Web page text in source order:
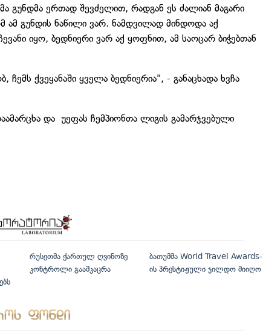
გუნდმა ერთად შევძელით, რადგან ეს ძალიან მაგარი
გუნდის ნაწილი ვარ. ნამდვილად მინდოდა აქ
იყო, ბედნიერი ვარ აქ ყოფნით, ამ საოცარ ბიჭებთან
ქვეყანაში ყველა ბედნიერია", - განაცხადა ხვჩა
და უეფას ჩემპიონთა ლიგის გამარჯვებული
რუსეთმა ქართულ ღვინოზე
კონტროლი გაამკაცრა
ბათუმმა World Travel Awards-
ის პრესტიჟული ჯილდო მიიღო